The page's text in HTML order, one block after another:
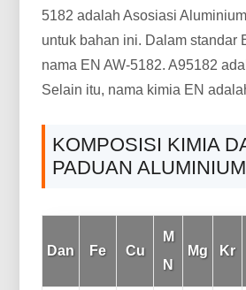
5182 adalah Asosiasi
untuk bahan ini. Dalam standar
nama EN AW-5182. A95182
Selain itu, nama kimia EN
KOMPOSISI KIMIA
PADUAN ALUMINIUM
Dan Fe Cu
M
N
Mg Kr